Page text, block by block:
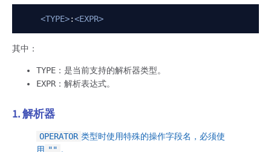
<TYPE>:<EXPR>
其中：
TYPE：是当前支持的解析器类型。
EXPR：解析表达式。
1. 解析器
OPERATOR 类型时使用特殊的操作字段名，必须使
用 "" 。